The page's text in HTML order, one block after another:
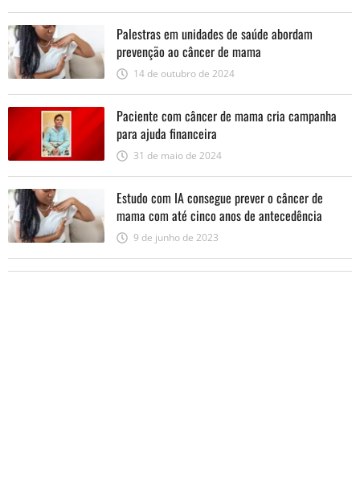
Palestras em unidades de saúde abordam
prevenção ao câncer de mama
14 de outubro de 2024
Paciente com câncer de mama cria campanha
para ajuda financeira
31 de maio de 2024
Estudo com IA consegue prever o câncer de
mama com até cinco anos de antecedência
9 de junho de 2023